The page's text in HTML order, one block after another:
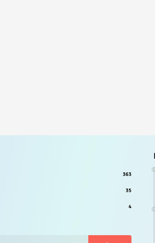
363
35
4